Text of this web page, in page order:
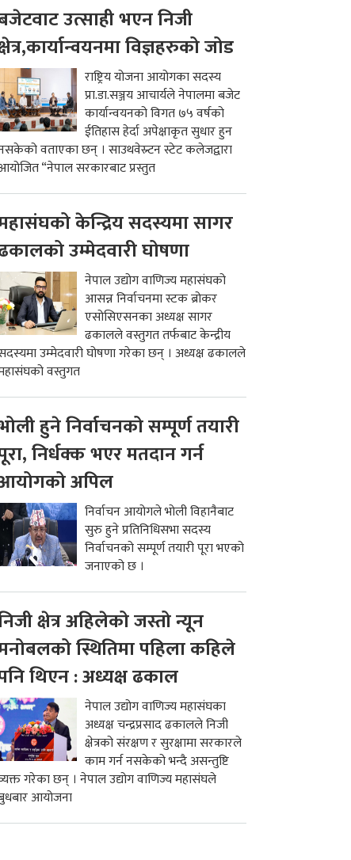
उत्साही भएन निजी
विज्ञहरुको जोड
राष्ट्रिय योजना आयोगका सदस्य
प्रा.डा.सञ्जय आचार्यले नेपालमा बजेट
कार्यान्वयनको विगत ७५ वर्षको
ईतिहास हेर्दा अपेक्षाकृत सुधार हुन
वताएका छन् । साउथवेस्र्टन स्टेट कलेजद्वारा
“नेपाल सरकारबाट प्रस्तुत
केन्द्रिय सदस्यमा सागर
उम्मेदवारी घोषणा
नेपाल उद्योग वाणिज्य महासंघको
आसन्न निर्वाचनमा स्टक ब्रोकर
एसोसिएसनका अध्यक्ष सागर
ढकालले वस्तुगत तर्फबाट केन्द्रीय
उम्मेदवारी घोषणा गरेका छन् । अध्यक्ष ढकालले
वस्तुगत
हुने निर्वाचनको सम्पूर्ण तयारी
निर्धक्क भएर मतदान गर्न
अपिल
निर्वाचन आयोगले भोली विहानैबाट
सुरु हुने प्रतिनिधिसभा सदस्य
निर्वाचनको सम्पूर्ण तयारी पूरा भएको
जनाएको छ ।
क्षेत्र अहिलेको जस्तो न्यून
स्थितिमा पहिला कहिले
थिएन : अध्यक्ष ढकाल
नेपाल उद्योग वाणिज्य महासंघका
अध्यक्ष चन्द्रप्रसाद ढकालले निजी
क्षेत्रको संरक्षण र सुरक्षामा सरकारले
काम गर्न नसकेको भन्दै असन्तुष्टि
गरेका छन् । नेपाल उद्योग वाणिज्य महासंघले
आयोजना